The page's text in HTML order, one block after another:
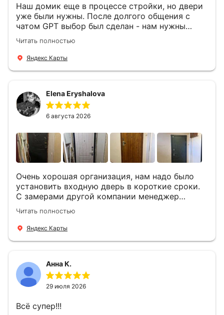
Наш домик еще в процессе стройки, но двери
уже были нужны. После долгого общения с
чатом GPT выбор был сделан - нам нужны
двери Аргус Термо Композит, которые нашлись
в компании ДвериОпт . Менеджер Филипп
ответил на все вопросы, посчитал стоимость и
установили две двери, ответили на все
вопросы . Выполненной работой мы довольны.
Огромная всем благодарность!
Читать полностью
Яндекс Карты
Elena Eryshalova
6 августа 2026
Очень хорошая организация, нам надо было
установить входную дверь в короткие сроки.
С замерами другой компании менеджер
компании Филлип, быстро предоставил нам
варианты дверей, монтаж тоже был очень
четкий, позвонили, согласовали и установили
Читать полностью
Яндекс Карты
Анна К.
29 июля 2026
Всё супер!!!